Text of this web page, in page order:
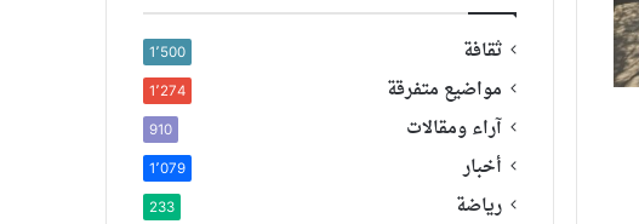
ثقافة 1٬500
مواضيع متفرقة 1٬274
آراء ومقالات 910
أخبار 1٬079
رياضة 233